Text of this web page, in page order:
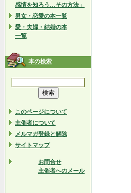
感情を知ろう…その方法」
男女・恋愛の本一覧
愛・夫婦・結婚の本
一覧
本の検索
このページについて
主催者について
メルマガ登録と解除
サイトマップ
お問合せ
主催者へのメール